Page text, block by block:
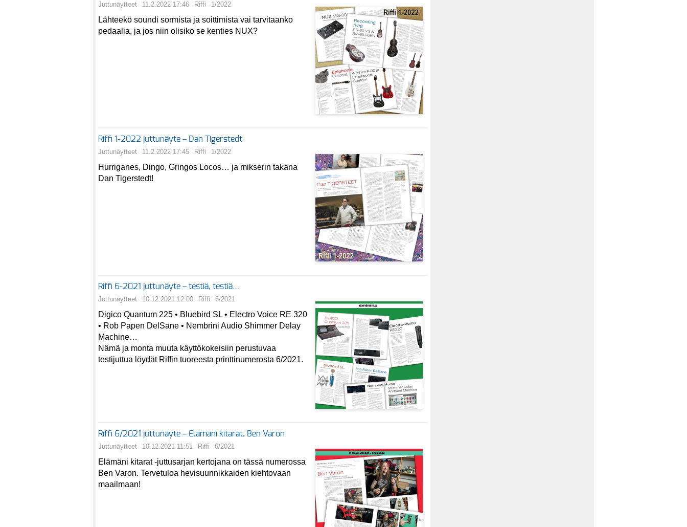
Juttunäytteet 11.2.2022 17:46 Riffi 1/2022
Lähteekö soundi sormista ja soittimista vai tarvitaanko
pedaalia, ja jos niin olisiko se kenties NUX?
Riffi 1-2022 juttunäyte – Dan Tigerstedt
Juttunäytteet 11.2.2022 17:45 Riffi 1/2022
Hurriganes, Dingo, Gringos Locos… ja mikserin takana
Dan Tigerstedt!
Riffi 6-2021 juttunäyte – testiä, testiä…
Juttunäytteet 10.12.2021 12:00 Riffi 6/2021
Digico Quantum 225 • Bluebird SL • Electro Voice RE 320
• Rob Papen DelSane • Nembrini Audio Shimmer Delay
Machine…
Nämä ja monta muuta käyttökokeisiin perustuvaa
testijuttua löydät Riffin tuoreesta printtinumerosta 6/2021.
Riffi 6/2021 juttunäyte – Elämäni kitarat, Ben Varon
Juttunäytteet 10.12.2021 11:51 Riffi 6/2021
Elämäni kitarat -juttusarjan kertojana on tässä numerossa
Ben Varon. Tervetuloa hevisuunnikkaiden kiehtovaan
maailmaan!